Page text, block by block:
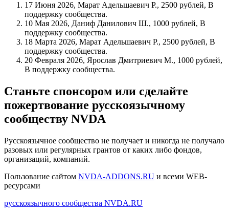
17 Июня 2026, Марат Адельшаевич Р., 2500 рублей, В
поддержку сообщества.
10 Мая 2026, Даниф Данилович Ш., 1000 рублей, В
поддержку сообщества.
18 Марта 2026, Марат Адельшаевич Р., 2500 рублей, В
поддержку сообщества.
20 Февраля 2026, Ярослав Дмитриевич М., 1000 рублей,
В поддержку сообщества.
Станьте спонсором или сделайте
пожертвование русскоязычному
сообществу NVDA
Русскоязычное сообщество не получает и никогда не получало
разовых или регулярных грантов от каких либо фондов,
организаций, компаний.
Пользование сайтом NVDA-ADDONS.RU и всеми WEB-
ресурсами
русскоязычного сообщества NVDA.RU